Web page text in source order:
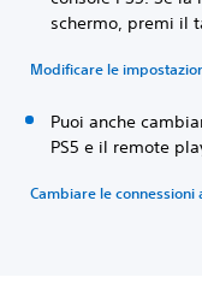
schermo, premi il
Modificare le
Puoi anche
PS5 e il remote
Cambiare le connessioni